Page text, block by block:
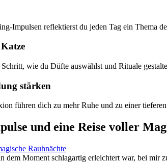
Impulsen reflektierst du jeden Tag ein Thema
wie du Düfte auswählst und Rituale
stärken
führen dich zu mehr Ruhe und zu einer
und eine Reise voller
Rauhnächte
dem Moment schlagartig erleichtert war, bei